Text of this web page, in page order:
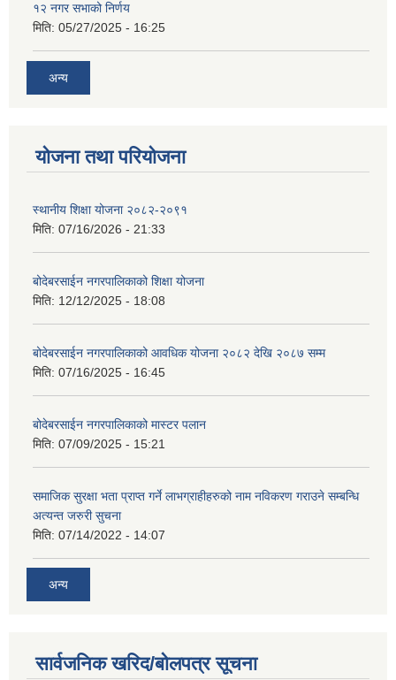
१२ नगर सभाको निर्णय
मिति: 05/27/2025 - 16:25
अन्य
योजना तथा परियोजना
स्थानीय शिक्षा योजना २०८२-२०९१
मिति: 07/16/2026 - 21:33
बोदेबरसाईन नगरपालिकाको शिक्षा योजना
मिति: 12/12/2025 - 18:08
बोदेबरसाईन नगरपालिकाको आवधिक योजना २०८२ देखि २०८७ सम्म
मिति: 07/16/2025 - 16:45
बोदेबरसाईन नगरपालिकाको मास्टर पलान
मिति: 07/09/2025 - 15:21
समाजिक सुरक्षा भता प्राप्त गर्ने लाभग्राहीहरुको नाम नविकरण गराउने सम्बन्धि
अत्यन्त जरुरी सुचना
मिति: 07/14/2022 - 14:07
अन्य
सार्वजनिक खरिद/बोलपत्र सूचना